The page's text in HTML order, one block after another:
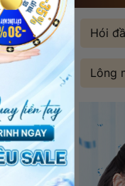
Cao
đóng
liên
tóc Y
lưới
quy
Hói
Lông